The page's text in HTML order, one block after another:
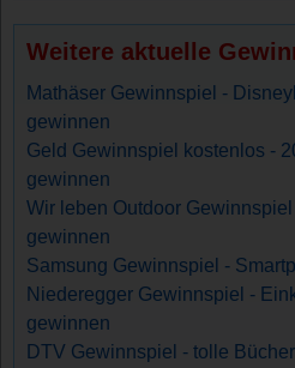
Weitere aktuelle
Mathäser Gewinnspiel -
gewinnen
Geld Gewinnspiel kostenlos -
gewinnen
Wir leben Outdoor
gewinnen
Samsung Gewinnspiel -
Niederegger Gewinnspiel -
gewinnen
DTV Gewinnspiel - tolle